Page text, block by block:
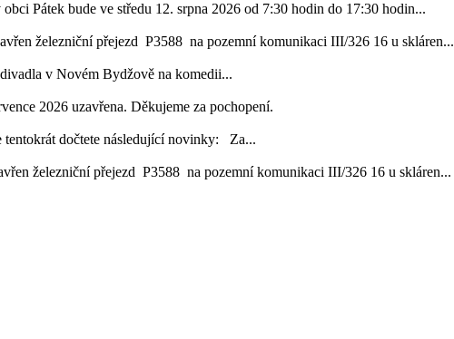
Pátek bude ve středu 12. srpna 2026 od 7:30 hodin do 17:30 hodin...
železniční přejezd P3588 na pozemní komunikaci III/326 16 u skláren...
v Novém Bydžově na komedii...
2026 uzavřena. Děkujeme za pochopení.
tentokrát dočtete následující novinky: Za...
železniční přejezd P3588 na pozemní komunikaci III/326 16 u skláren...